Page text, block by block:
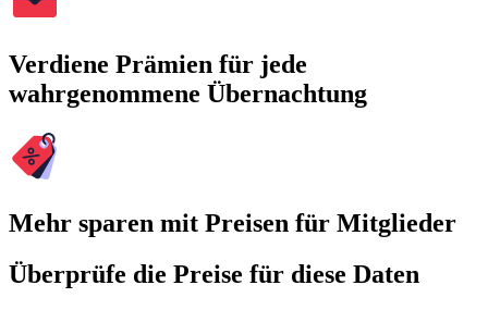
Verdiene Prämien für jede
wahrgenommene Übernachtung
Mehr sparen mit Preisen für Mitglieder
Überprüfe die Preise für diese Daten